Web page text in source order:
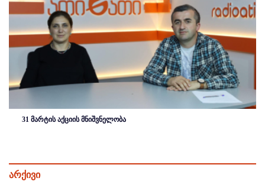
31 მარტის აქციის მნიშვნელობა
არქივი